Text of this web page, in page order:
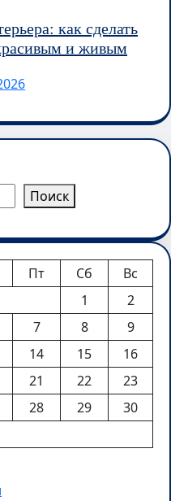
как сделать
и живым
Поиск
Пт Сб
Вс
1
2
7 8
9
14 15
16
21 22
23
28 29
30